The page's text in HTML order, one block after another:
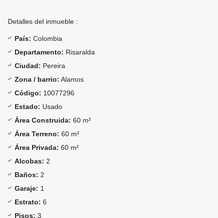
Detalles del inmueble :
País: Colombia
Departamento: Risaralda
Ciudad: Pereira
Zona / barrio: Alamos
Código: 10077296
Estado: Usado
Área Construida: 60 m²
Área Terreno: 60 m²
Área Privada: 60 m²
Alcobas: 2
Baños: 2
Garaje: 1
Estrato: 6
Pisos: 3